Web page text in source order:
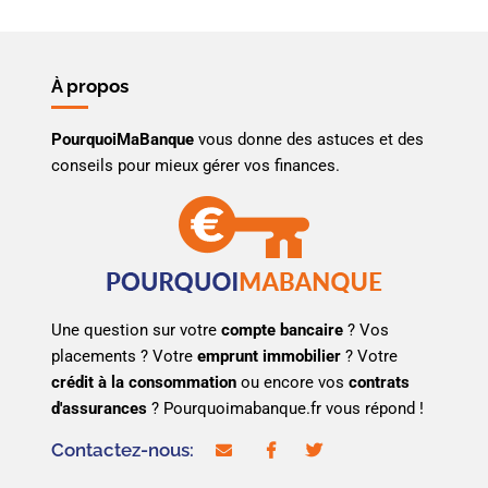
À propos
PourquoiMaBanque vous donne des astuces et des
conseils pour mieux gérer vos finances.
Une question sur votrecompte bancaire ? Vos
placements ? Votreemprunt immobilier ? Votre
crédit à la consommation ou encore voscontrats
d'assurances ? Pourquoimabanque.fr vous répond !
Contactez-nous: contact@pourquoimabanque.fr
facebooktwitter